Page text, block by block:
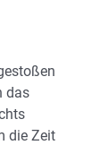
das
die Zeit